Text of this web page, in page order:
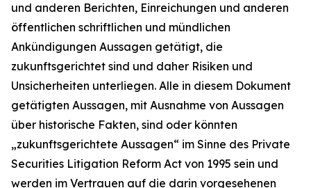
und anderen Berichten, Einreichungen und anderen
öffentlichen schriftlichen und mündlichen
Ankündigungen Aussagen getätigt, die
zukunftsgerichtet sind und daher Risiken und
Unsicherheiten unterliegen. Alle in diesem Dokument
getätigten Aussagen, mit Ausnahme von Aussagen
über historische Fakten, sind oder könnten
„zukunftsgerichtete Aussagen“ im Sinne des Private
Securities Litigation Reform Act von 1995 sein und
werden im Vertrauen auf die darin vorgesehenen